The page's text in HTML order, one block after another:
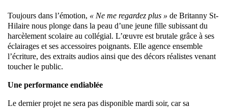
Toujours dans l’émotion, « Ne me regardez plus » de Britanny St-
Hilaire nous plonge dans la peau d’une jeune fille subissant du
harcèlement scolaire au collégial. L’œuvre est brutale grâce à ses
éclairages et ses accessoires poignants. Elle agence ensemble
l’écriture, des extraits audios ainsi que des décors réalistes venant
toucher le public.
Une performance endiablée
Le dernier projet ne sera pas disponible mardi soir, car sa